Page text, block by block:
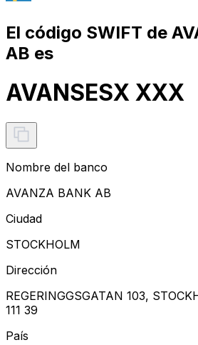
El código SWIFT de
AB es
AVANSESX XXX
Nombre del banco
AVANZA BANK AB
Ciudad
STOCKHOLM
Dirección
REGERINGGSGATAN 103,
111 39
País